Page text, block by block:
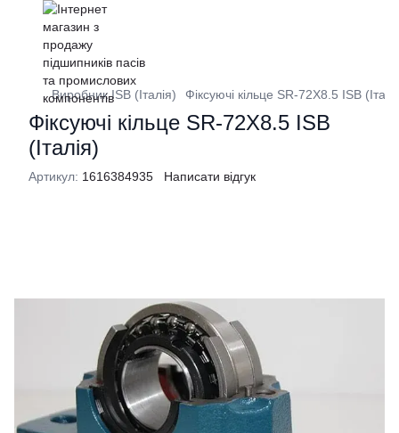
Виробник ISB (Італія) Фіксуючі кільце SR-72X8.5 ISB
Фіксуючі кільце SR-72X8.5 ISB
(Італія)
Артикул: 1616384935 Написати відгук